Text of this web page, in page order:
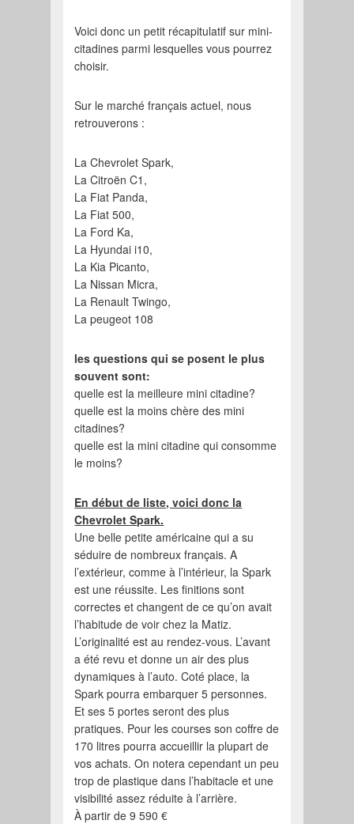
Voici donc un petit récapitulatif sur mini-
citadines parmi lesquelles vous pourrez
choisir.
Sur le marché français actuel, nous
retrouverons :
La Chevrolet Spark,
La Citroën C1,
La Fiat Panda,
La Fiat 500,
La Ford Ka,
La Hyundai i10,
La Kia Picanto,
La Nissan Micra,
La Renault Twingo,
La peugeot 108
les questions qui se posent le plus
souvent sont:
quelle est la meilleure mini citadine?
quelle est la moins chère des mini
citadines?
quelle est la mini citadine qui consomme
le moins?
En début de liste, voici donc la
Chevrolet Spark.
Une belle petite américaine qui a su
séduire de nombreux français. A
l’extérieur, comme à l’intérieur, la Spark
est une réussite. Les finitions sont
correctes et changent de ce qu’on avait
l’habitude de voir chez la Matiz.
L’originalité est au rendez-vous. L’avant
a été revu et donne un air des plus
dynamiques à l’auto. Coté place, la
Spark pourra embarquer 5 personnes.
Et ses 5 portes seront des plus
pratiques. Pour les courses son coffre de
170 litres pourra accueillir la plupart de
vos achats. On notera cependant un peu
trop de plastique dans l’habitacle et une
visibilité assez réduite à l’arrière.
À partir de 9 590 €